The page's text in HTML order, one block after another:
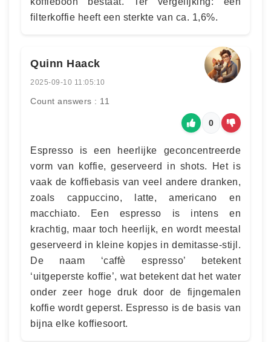
filterkoffie heeft een sterkte van ca. 1,6%.
Quinn Haack
2025-09-10 11:05:10
Count answers : 11
0
Espresso is een heerlijke geconcentreerde
vorm van koffie, geserveerd in shots. Het is
vaak de koffiebasis van veel andere dranken,
zoals cappuccino, latte, americano en
macchiato. Een espresso is intens en
krachtig, maar toch heerlijk, en wordt meestal
geserveerd in kleine kopjes in demitasse-stijl.
De naam ‘caffè espresso’ betekent
‘uitgeperste koffie’, wat betekent dat het water
onder zeer hoge druk door de fijngemalen
koffie wordt geperst. Espresso is de basis van
bijna elke koffiesoort.